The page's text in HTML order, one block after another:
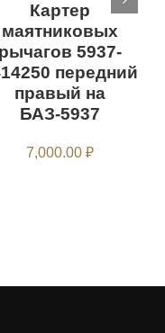
Картер
маятниковых
рычагов 5937-
передний
правый на
БАЗ-5937
7,000.00 ₽